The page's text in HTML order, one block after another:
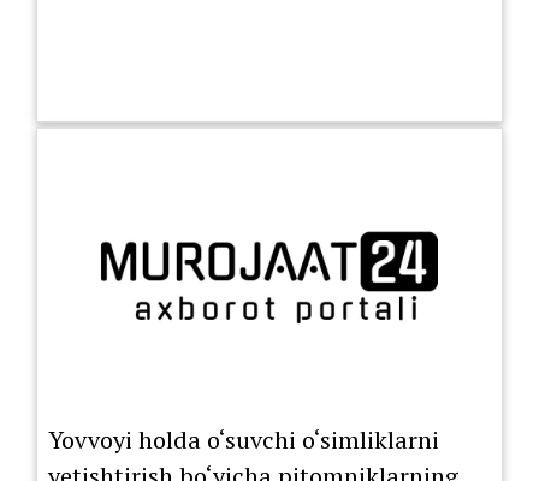
Yovvoyi holda o‘suvchi o‘simliklarni